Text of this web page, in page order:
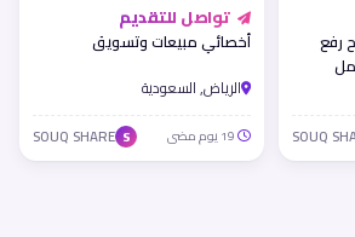
رفع
SOUQ
تواصل للتقديم
أخصائي مبيعات وتسويق
الرياض, السعودية
S
SOUQ SHARE